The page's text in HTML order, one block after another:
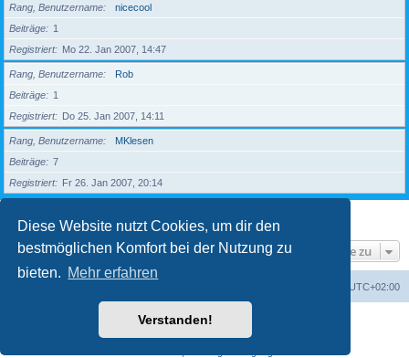
Diese Website nutzt Cookies, um dir den
bestmöglichen Komfort bei der Nutzung zu
bieten. Mehr erfahren
Verstanden!
Rang, Benutzername
nicecool
Beiträge
1
Registriert
Mo 22. Jan 2007, 14:47
Rang, Benutzername
Rob
Beiträge
1
Registriert
Do 25. Jan 2007, 14:11
Rang, Benutzername
MKlesen
Beiträge
7
Registriert
Fr 26. Jan 2007, 20:14
203 Mitglieder 1 2 3 4 5
Gehe zu
UTC+02:00
Powered byphpBB® Forum Software © phpBB Limited
phpBB.de